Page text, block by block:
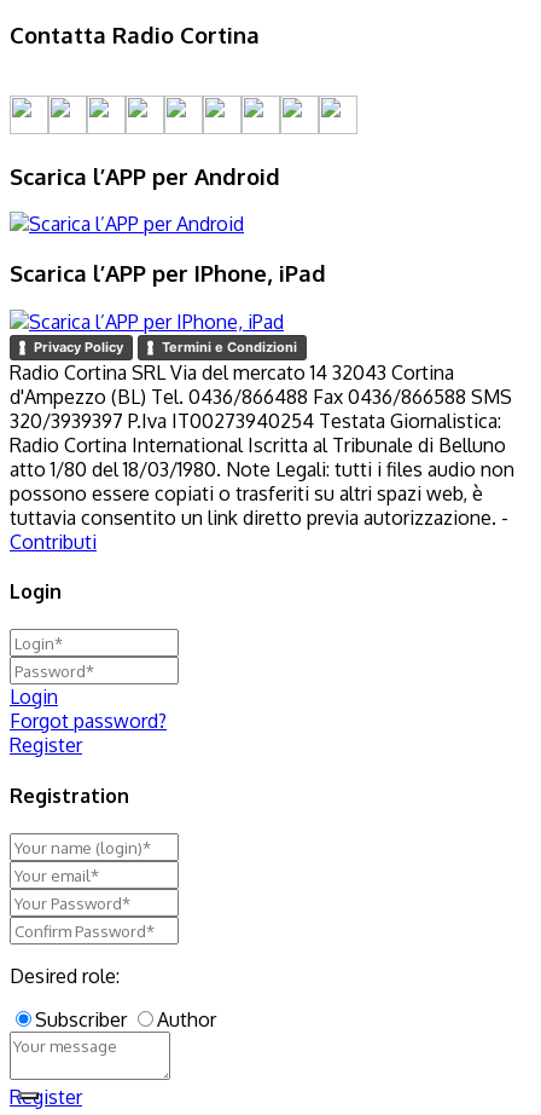
Contatta Radio Cortina
Scarica l’APP per Android
Scarica l’APP per IPhone, iPad
Privacy Policy Termini e Condizioni
Radio Cortina SRL Via del mercato 14 32043 Cortina
d'Ampezzo (BL) Tel. 0436/866488 Fax 0436/866588 SMS
320/3939397 P.Iva IT00273940254 Testata Giornalistica:
Radio Cortina International Iscritta al Tribunale di Belluno
atto 1/80 del 18/03/1980. Note Legali: tutti i files audio non
possono essere copiati o trasferiti su altri spazi web, è
tuttavia consentito un link diretto previa autorizzazione. -
Contributi
Login
Login
Forgot password?
Register
Registration
Desired role:
Subscriber
Author
Register